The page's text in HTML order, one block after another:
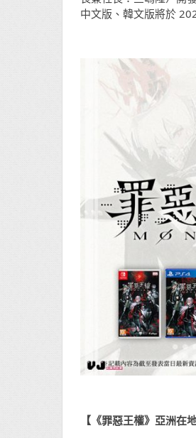
中文版、韓文版將於
【《罪惡王權》亞洲在